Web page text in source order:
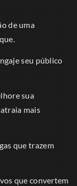
de uma
seu público
sua
mais
que trazem
que convertem